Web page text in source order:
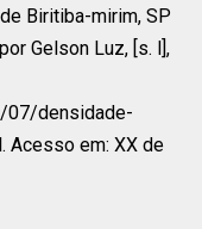
Biritiba-mirim, SP
Gelson Luz, [s. l],
07/densidade-
Acesso em: XX de